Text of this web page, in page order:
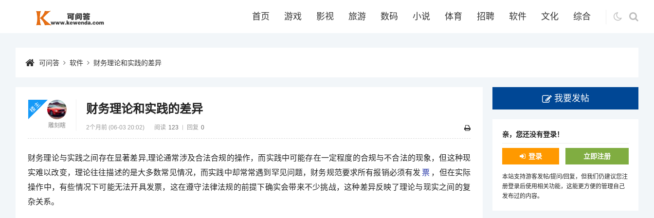
首页 游戏 影视 旅游 数码 小说 体育 招聘 软件 文化 综合
可问答 软件 财务理论和实践的差异
财务理论和实践的差异
2个月前 (06-03 20:02) 阅读 123 回复 0
雕刻瞎
楼主
财务理论与实践之间存在显著差异,理论通常涉及合法合规的操作，而实践中可能存在一定程度的合规与不合法的现象，但这种现
实难以改变，理论往往描述的是大多数常见情况，而实践中却常常遇到罕见问题，财务规范要求所有报销必须有发 票 ，但在实际
操作中，有些情况下可能无法开具发票，这在遵守法律法规的前提下确实会带来不少挑战，这种差异反映了理论与现实之间的复
杂关系。
我要发帖
亲，您还没有登录！
登录 立即注册
本站支持游客发帖/提问/回复，但我们仍建议您注
册登录后使用相关功能，这能更方便的管理自己
发布过的内容。